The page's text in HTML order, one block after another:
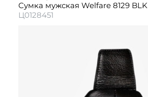
Сумка мужская Welfare 8129 BLK
Ц0128451